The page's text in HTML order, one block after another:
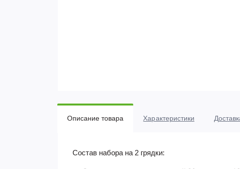
Описание товара Характеристики
Состав набора на 2 грядки: